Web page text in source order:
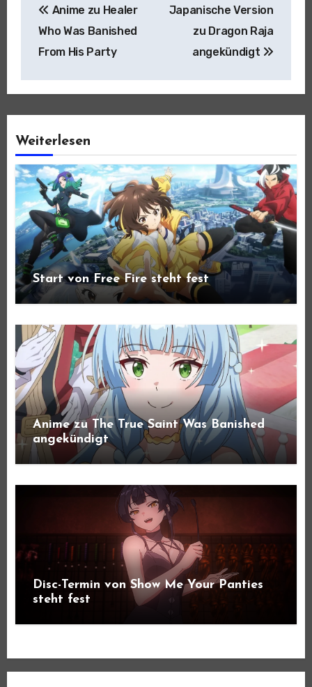
Anime zu Healer
Who Was Banished
From His Party
Japanische Version
zu Dragon Raja
angekündigt
Weiterlesen
Start von Free Fire steht fest
Anime zu The True Saint Was Banished
angekündigt
Disc-Termin von Show Me Your Panties
steht fest